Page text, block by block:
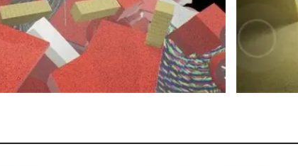
就要收集其中的各种道具、物品，可以帮助玩家更好逃离
近，玩家需要逃避怪物攻击，还需要找到正确的逃生路线
玩家完成挑战之后就可以解锁后面更加恐怖更加难的挑战
优势
节，玩家在开始后需要解开任务。